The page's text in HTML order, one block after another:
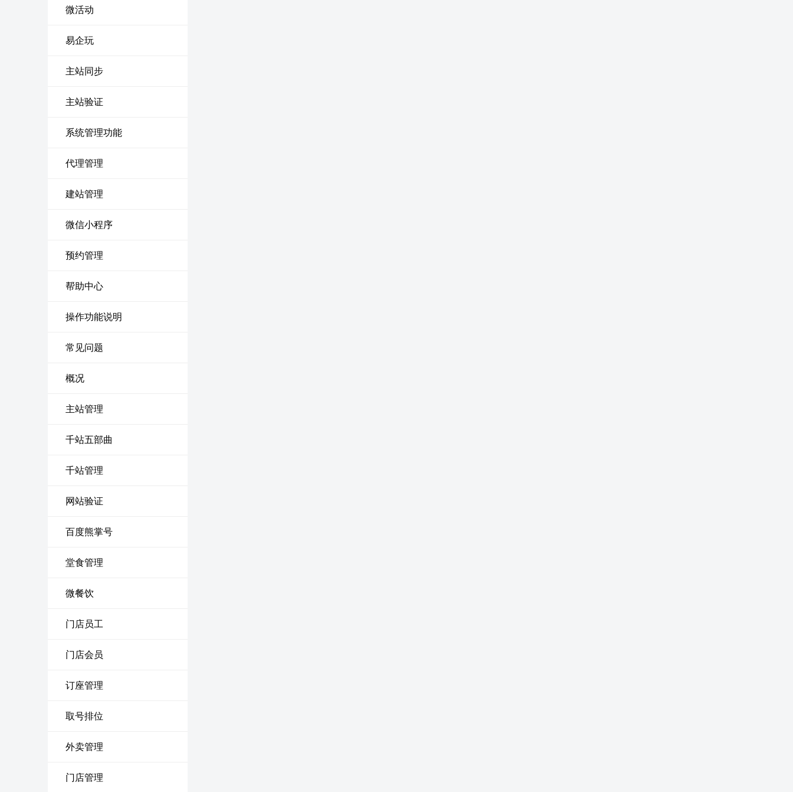
微活动
易企玩
主站同步
主站验证
系统管理功能
代理管理
建站管理
微信小程序
预约管理
帮助中心
操作功能说明
常见问题
概况
主站管理
千站五部曲
千站管理
网站验证
百度熊掌号
堂食管理
微餐饮
门店员工
门店会员
订座管理
取号排位
外卖管理
门店管理